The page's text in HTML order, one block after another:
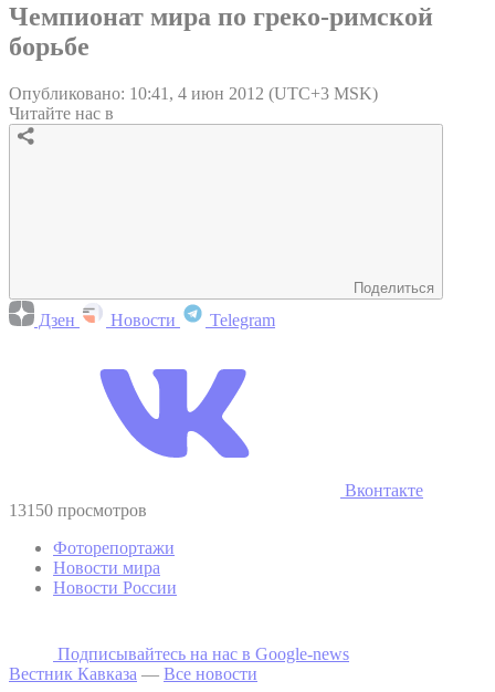
Чемпионат мира по греко-римской
борьбе
Опубликовано: 10:41, 4 июн 2012 (UTC+3 MSK)
Читайте нас в
Поделиться
Дзен Новости Telegram
Вконтакте
13150 просмотров
Фоторепортажи
Новости мира
Новости России
Подписывайтесь на наc в Google-news
Вестник Кавказа — Все новости